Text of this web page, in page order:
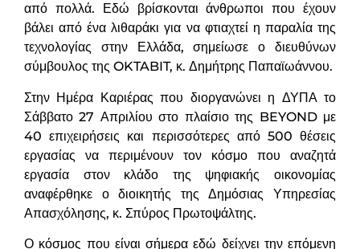
από πολλά. Εδώ βρίσκονται άνθρωποι που έχουν
βάλει από ένα λιθαράκι για να φτιαχτεί η παραλία της
τεχνολογίας στην Ελλάδα, σημείωσε ο διευθύνων
σύμβουλος της OKTABIT, κ. Δημήτρης Παπαϊωάννου.
Στην Ημέρα Καριέρας που διοργανώνει η ΔΥΠΑ το
Σάββατο 27 Απριλίου στο πλαίσιο της BEYOND με
40 επιχειρήσεις και περισσότερες από 500 θέσεις
εργασίας να περιμένουν τον κόσμο που αναζητά
εργασία στον κλάδο της ψηφιακής οικονομίας
αναφέρθηκε ο διοικητής της Δημόσιας Υπηρεσίας
Απασχόλησης, κ. Σπύρος Πρωτοψάλτης.
Ο κόσμος που είναι σήμερα εδώ δείχνει την επόμενη